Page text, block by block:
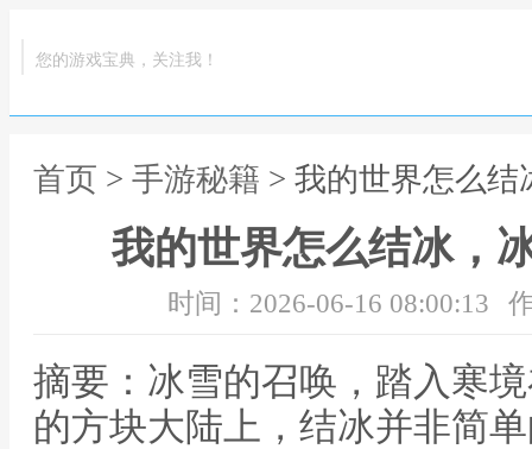
您的游戏宝典，关注我！
首页 > 手游秘籍 > 我的世界怎么
我的世界怎么结冰，
时间：2026-06-16 08:00:13
摘要：冰雪的召唤，踏入寒
的方块大陆上，结冰并非简